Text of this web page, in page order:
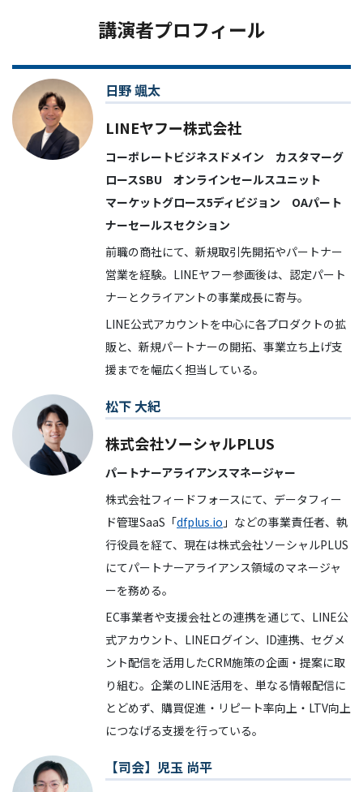
講演者プロフィール
日野 颯太
LINEヤフー株式会社
コーポレートビジネスドメイン カスタマーグ
ロースSBU オンラインセールスユニット
マーケットグロース5ディビジョン OAパート
ナーセールスセクション
前職の商社にて、新規取引先開拓やパートナー
営業を経験。LINEヤフー参画後は、認定パート
ナーとクライアントの事業成長に寄与。
LINE公式アカウントを中心に各プロダクトの拡
販と、新規パートナーの開拓、事業立ち上げ支
援までを幅広く担当している。
松下 大紀
株式会社ソーシャルPLUS
パートナーアライアンスマネージャー
株式会社フィードフォースにて、データフィー
ド管理SaaS「dfplus.io 」などの事業責任者、執
行役員を経て、現在は株式会社ソーシャルPLUS
にてパートナーアライアンス領域のマネージャ
ーを務める。
EC事業者や支援会社との連携を通じて、LINE公
式アカウント、LINEログイン、ID連携、セグメ
ント配信を活用したCRM施策の企画・提案に取
り組む。企業のLINE活用を、単なる情報配信に
とどめず、購買促進・リピート率向上・LTV向上
につなげる支援を行っている。
【司会】児玉 尚平